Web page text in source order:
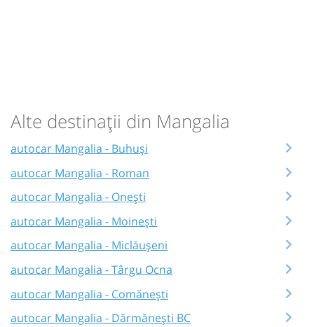
Alte destinații din Mangalia
autocar Mangalia - Buhuși
autocar Mangalia - Roman
autocar Mangalia - Onești
autocar Mangalia - Moinești
autocar Mangalia - Miclăușeni
autocar Mangalia - Târgu Ocna
autocar Mangalia - Comănești
autocar Mangalia - Dărmănești BC